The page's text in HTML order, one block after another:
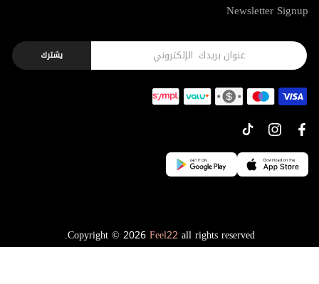
Newsletter Signup
يشترك
Copyright © 2026Feel22all rights reserved.